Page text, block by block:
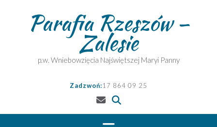
Parafia Rzeszów –
Zalesie
p.w. Wniebowzięcia Najświętszej Maryi Panny
Zadzwoń:17 864 09 25